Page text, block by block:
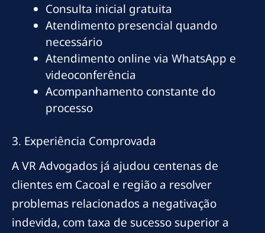
Consulta inicial gratuita
Atendimento presencial quando
necessário
Atendimento online via WhatsApp e
videoconferência
Acompanhamento constante do
processo
3. Experiência Comprovada
A VR Advogados já ajudou centenas de
clientes em Cacoal e região a resolver
problemas relacionados a negativação
indevida, com taxa de sucesso superior a